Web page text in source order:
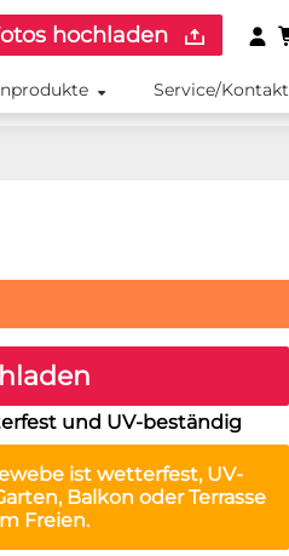
hochladen
Service/Kontakt
und UV-beständig
ist wetterfest, UV-
Balkon oder Terrasse
Freien.